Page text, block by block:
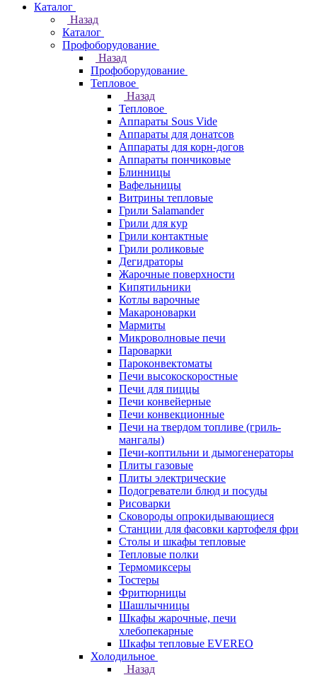
Каталог
Назад
Каталог
Профоборудование
Назад
Профоборудование
Тепловое
Назад
Тепловое
Аппараты Sous Vide
Аппараты для донатсов
Аппараты для корн-догов
Аппараты пончиковые
Блинницы
Вафельницы
Витрины тепловые
Грили Salamander
Грили для кур
Грили контактные
Грили роликовые
Дегидраторы
Жарочные поверхности
Кипятильники
Котлы варочные
Макароноварки
Мармиты
Микроволновые печи
Пароварки
Пароконвектоматы
Печи высокоскоростные
Печи для пиццы
Печи конвейерные
Печи конвекционные
Печи на твердом топливе (гриль-
мангалы)
Печи-коптильни и дымогенераторы
Плиты газовые
Плиты электрические
Подогреватели блюд и посуды
Рисоварки
Сковороды опрокидывающиеся
Станции для фасовки картофеля фри
Столы и шкафы тепловые
Тепловые полки
Термомиксеры
Тостеры
Фритюрницы
Шашлычницы
Шкафы жарочные, печи
хлебопекарные
Шкафы тепловые EVEREO
Холодильное
Назад